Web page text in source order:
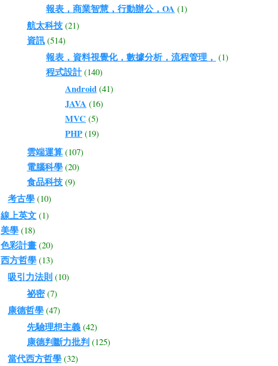
報表，商業智慧，行動辦公，OA (1)
航太科技 (21)
資訊 (514)
報表，資料視覺化，數據分析，流程管理， (1)
程式設計 (140)
Android (41)
JAVA (16)
MVC (5)
PHP (19)
雲端運算 (107)
電腦科學 (20)
食品科技 (9)
考古學 (10)
線上英文 (1)
美學 (18)
色彩計畫 (20)
西方哲學 (13)
吸引力法則 (10)
祕密 (7)
康德哲學 (47)
先驗理想主義 (42)
康德判斷力批判 (125)
當代西方哲學 (32)